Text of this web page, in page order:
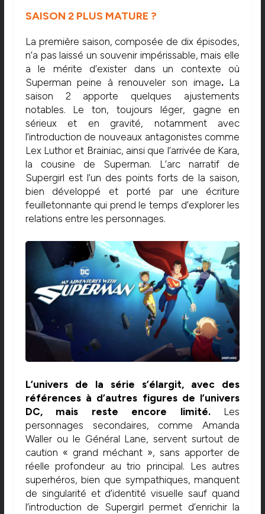
SAISON 2 PLUS MATURE ?
La première saison, composée de dix épisodes,
n’a pas laissé un souvenir impérissable, mais elle
a le mérite d’exister dans un contexte où
Superman peine à renouveler son image.La
saison 2 apporte quelques ajustements
notables. Le ton, toujours léger, gagne en
sérieux et en gravité, notamment avec
l’introduction de nouveaux antagonistes comme
Lex Luthor et Brainiac, ainsi que l’arrivée de Kara,
la cousine de Superman. L’arc narratif de
Supergirl est l’un des points forts de la saison,
bien développé et porté par une écriture
feuilletonnante qui prend le temps d’explorer les
relations entre les personnages.
L’univers de la série s’élargit, avec des
références à d’autres figures de l’univers
DC, mais reste encore limité.Les
personnages secondaires, comme Amanda
Waller ou le Général Lane, servent surtout de
caution « grand méchant », sans apporter de
réelle profondeur au trio principal. Les autres
superhéros, bien que sympathiques, manquent
de singularité et d’identité visuelle sauf quand
l’introduction de Supergirl permet d’enrichir la